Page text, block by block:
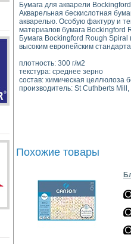
Бумага для акварели
Акварельная бескислотная
акварелью. Особую фактуру и
материалов бумага Bockingford
Бумага Bockingford Rough Spiral
высоким европейским
плотность: 300 г/м2
текстура: среднее зерно
состав: химическая целлюлоза
производитель: St Cuthberts
Похожие товары